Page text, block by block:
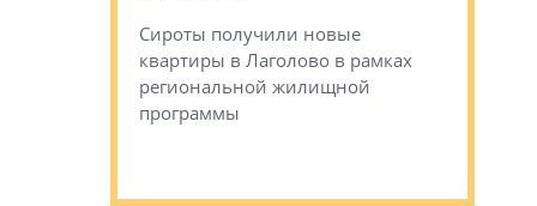
районе
Сироты получили новые
квартиры в Лаголово в рамках
региональной жилищной
программы